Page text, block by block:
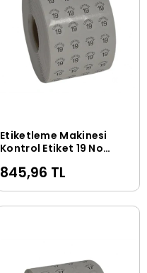
Sepete Ekle
Etiketleme Makinesi
Kontrol Etiket 19 No
845,96 TL